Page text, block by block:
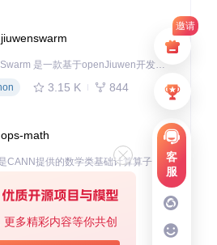
邀请
客
服
多精彩内容等你共创
jiuwenswarm
JiuwenSwarm 是一款基于openJiuwen开发的智能AI Agent，它能够将大语言模型的强大能力，通过你日常使用的各类通讯应用，直接延伸至你的指尖。
3.15 K 844
ops-math
deveco-code